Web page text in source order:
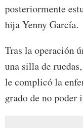
posteriormente
hija Yenny García.
Tras la operación
una silla de
le complicó la
grado de no